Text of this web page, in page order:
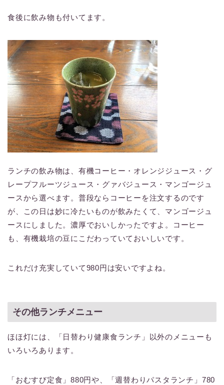
食後に飲み物も付いてます。
ランチの飲み物は、有機コーヒー・オレンジジュース・グ
レープフルーツジュース・グァバジュース・マンゴージュ
ースから選べます。普段ならコーヒーを注文するのです
が、この日は妙に冷たいものが飲みたくて、マンゴージュ
ースにしました。濃厚でおいしかったですよ。コーヒー
も、有機栽培の豆にこだわっていておいしいです。
これだけ充実していて980円は安いですよね。
その他ランチメニュー
ほほ灯には、「日替わり健康食ランチ」以外のメニューも
いろいろあります。
「おむすび定食」880円や、「週替わりパスタランチ」780